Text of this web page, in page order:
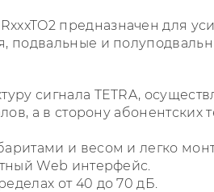
предназначен для
подвальные и
сигнала TETRA,
а в сторону
и весом и легко
Web интерфейс.
от 40 до 70 дБ.